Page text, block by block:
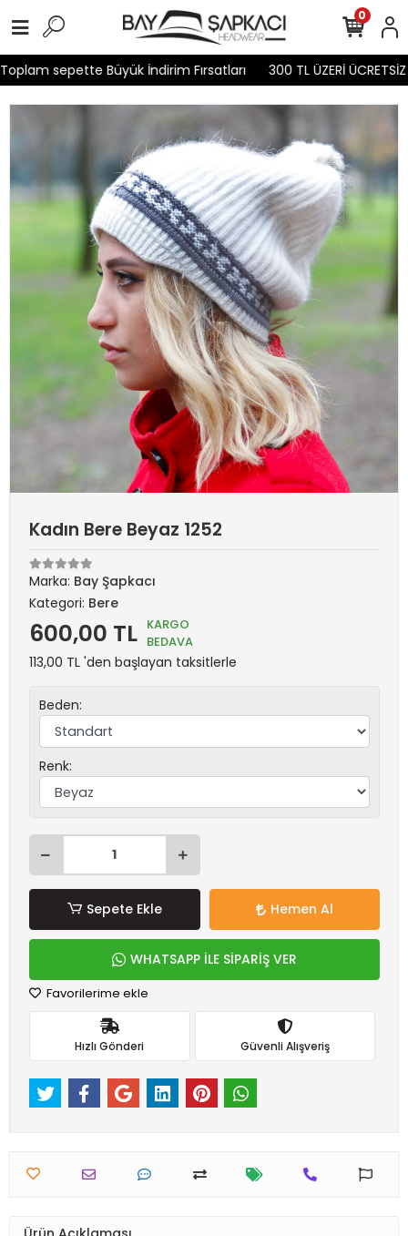
sepette Büyük İndirim Fırsatları 300 TL ÜZERİ ÜCRETSİZ
0
Kadın Bere Beyaz 1252
Marka: Bay Şapkacı
Kategori: Bere
600,00 TL KARGO
BEDAVA
113,00 TL 'den başlayan taksitlerle
Beden:
Renk:
Sepete Ekle Hemen Al
WHATSAPP İLE SİPARİŞ VER
Favorilerime ekle
Hızlı Gönderi Güvenli Alışveriş